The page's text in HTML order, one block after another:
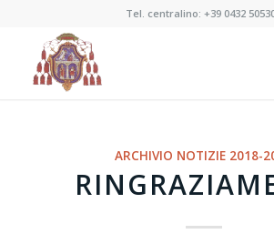
Tel. centralino:+39 0432
ARCHIVIO NOTIZIE 2018-